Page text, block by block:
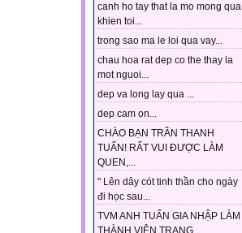
canh ho tay that la mo mong qua
khien toi...
trong sao ma le loi qua vay...
chau hoa rat dep co the thay la
mot nguoi...
dep va long lay qua ...
dep cam on...
CHÀO BẠN TRẦN THANH
TUẤN! RẤT VUI ĐƯỢC LÀM
QUEN,...
" Lên dây cót tinh thần cho ngày
đi học sau...
TVM ANH TUẤN GIA NHẬP LÀM
THÀNH VIÊN TRANG ...